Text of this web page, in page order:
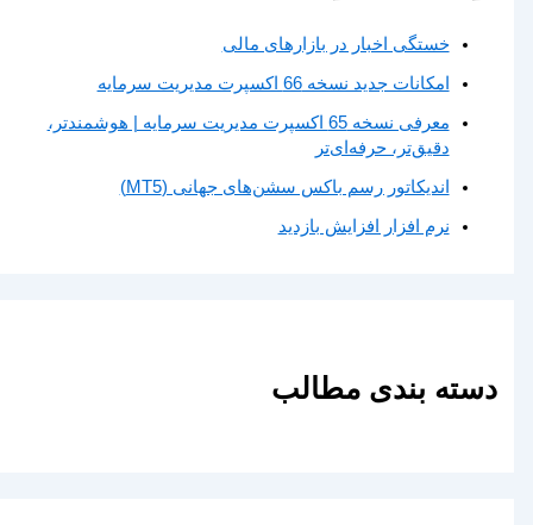
خستگی اخبار در بازارهای مالی
امکانات جدید نسخه 66 اکسپرت مدیریت سرمایه
معرفی نسخه 65 اکسپرت مدیریت سرمایه | هوشمندتر،
دقیق‌تر، حرفه‌ای‌تر
اندیکاتور رسم باکس سشن‌های جهانی (MT5)
نرم افزار افزایش بازدید
دسته بندی مطالب